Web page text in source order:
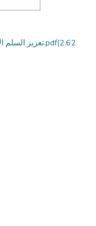
7-تعزيز السلم الأهلي في الخطاب الديني.pdf(2.62